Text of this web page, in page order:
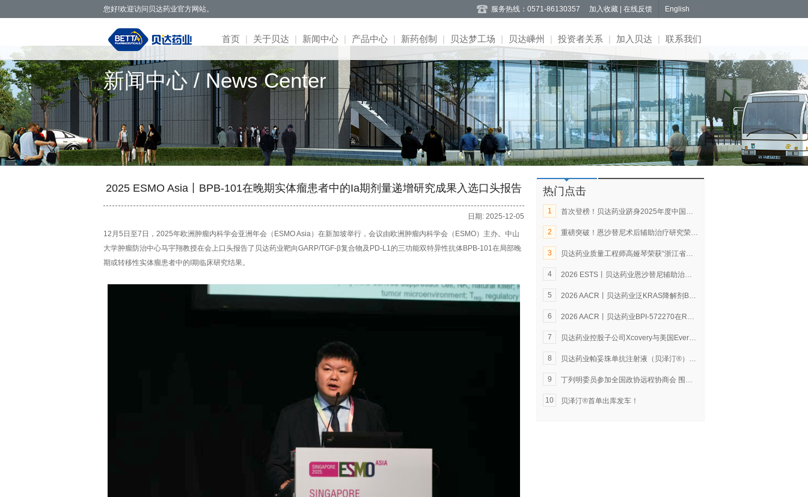
您好!欢迎访问贝达药业官方网站。 服务热线：0571-86130357 加入收藏 在线反馈 English
首页 | 关于贝达 | 新闻中心 | 产品中心 | 新药创制 | 贝达梦工场 | 贝达嵊州 | 投资者关系 | 加入贝达 | 联系我们
贝达药业秉承开拓创新、造福于民的发
展理念，致力于通过新药研发，努力实现创
新为民、科技惠民，做更多吃得起的好药，
让老百姓活得更好。
· 公司简介
· 历程荣誉
· 公司文化
· 公司新闻
· 媒体报道
· 凯美纳
· 贝美纳
· 赛美纳
· 伏美纳
· 康美纳
· 奥福民
· 贝泽汀
· 研发体系
· 在研项目
· 战略合作
· 园区概况
· 核心优势
· 项目简介
· 公示公告
· 公司公告
· 股票信息
· 社会招聘
· 校园招聘
· 联系方式
· 在线留言
新闻中心 / News Center
2025 ESMO Asia丨BPB-101在晚期实体瘤患者中的Ia期剂量递增研究成果入选口头报告
日期: 2025-12-05
12月5日至7日，2025年欧洲肿瘤内科学会亚洲年会（ESMO Asia）在新加坡举行，会议由欧洲肿瘤内科学会（ESMO）主办。中山
大学肿瘤防治中心马宇翔教授在会上口头报告了贝达药业靶向GARP/TGF-β复合物及PD-L1的三功能双特异性抗体BPB-101在局部晚
期或转移性实体瘤患者中的I期临床研究结果。
热门点击
1 首次登榜！贝达药业跻身2025年度中国医药工业主营业务收入百强企业
2 重磅突破！恩沙替尼术后辅助治疗研究荣登《新英格兰医学杂志》
3 贝达药业质量工程师高娅琴荣获“浙江省优秀共产党员”称号
4 2026 ESTS丨贝达药业恩沙替尼辅助治疗IB–IIIA期ALK阳性NSCLC研究成果亮相
5 2026 AACR丨贝达药业泛KRAS降解剂BPI-585771临床前研究数据亮相
6 2026 AACR丨贝达药业BPI-572270在RAS突变型晚期实体瘤患者中的首次人体I/II期临床研究方案入选
7 贝达药业控股子公司Xcovery与美国Eversana公司达成恩沙替尼商业化合作
8 贝达药业帕妥珠单抗注射液（贝泽汀®）开出首批处方
9 丁列明委员参加全国政协远程协商会 围绕生物医药产业发展建言献策
10 贝泽汀®首单出库发车！